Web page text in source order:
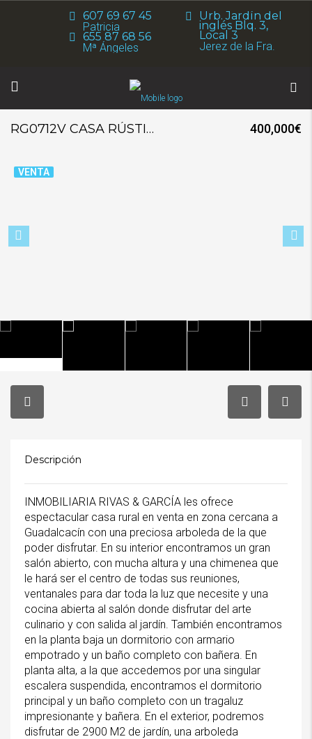
Urb. Jardín del
inglés Blq. 3,
Local 3
Jerez de la Fra.
607 69 67 45
Patricia
655 87 68 56
Mª Ángeles
RG0712V CASA RÚSTICA EN VENTA CON PARCELA 400,000€
VENTA
Descripción
INMOBILIARIA RIVAS & GARCÍA les ofrece
espectacular casa rural en venta en zona cercana a
Guadalcacín con una preciosa arboleda de la que
poder disfrutar. En su interior encontramos un gran
salón abierto, con mucha altura y una chimenea que
le hará ser el centro de todas sus reuniones,
ventanales para dar toda la luz que necesite y una
cocina abierta al salón donde disfrutar del arte
culinario y con salida al jardín. También encontramos
en la planta baja un dormitorio con armario
empotrado y un baño completo con bañera. En
planta alta, a la que accedemos por una singular
escalera suspendida, encontramos el dormitorio
principal y un baño completo con un tragaluz
impresionante y bañera. En el exterior, podremos
disfrutar de 2900 M2 de jardín, una arboleda